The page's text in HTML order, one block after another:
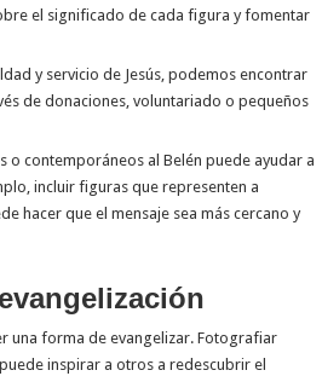
el significado de cada figura y fomentar
y servicio de Jesús, podemos encontrar
de donaciones, voluntariado o pequeños
o contemporáneos al Belén puede ayudar a
incluir figuras que representen a
hacer que el mensaje sea más cercano y
una forma de evangelizar. Fotografiar
inspirar a otros a redescubrir el